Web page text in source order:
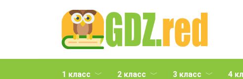
1 класс 2 класс 3 класс 4